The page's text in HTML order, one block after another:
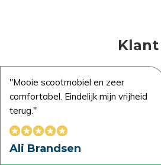
"Mooie scootmobiel en zeer
comfortabel. Eindelijk mijn vrijheid
terug."
Ali Brandsen